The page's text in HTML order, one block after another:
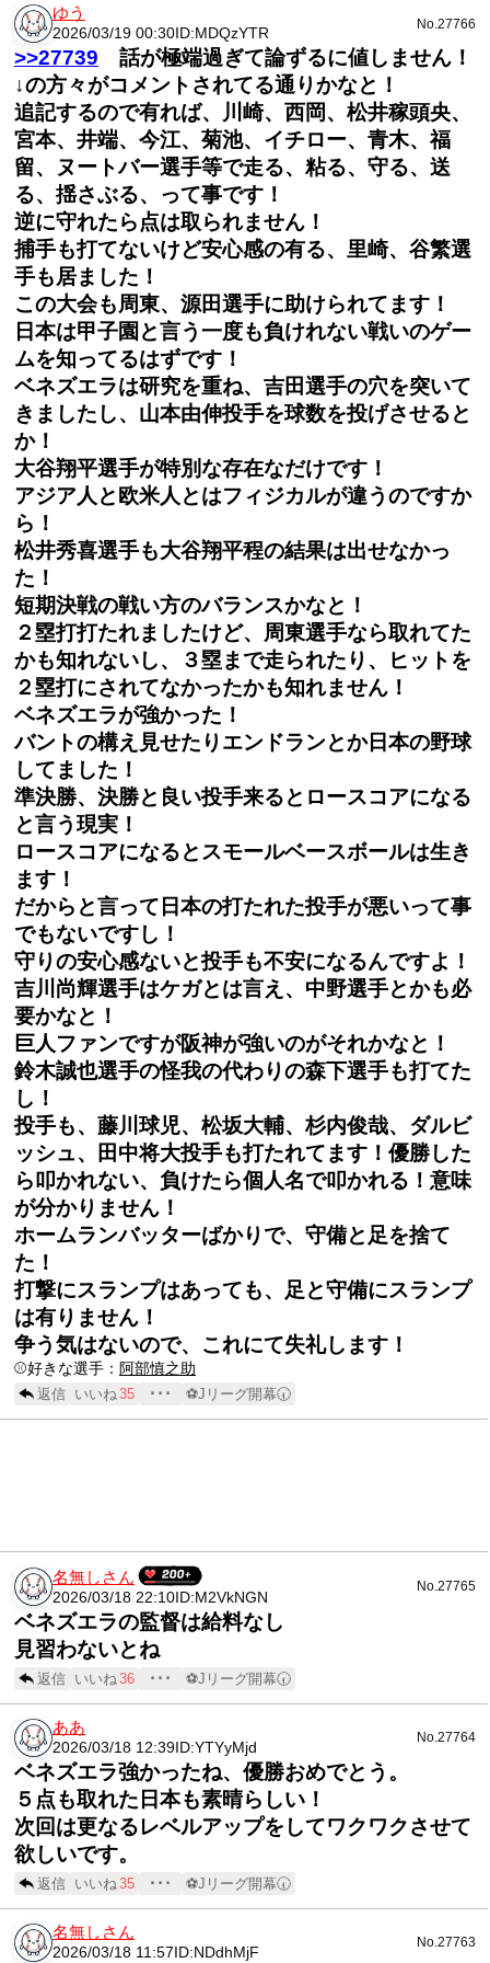
ゆう
2026/03/19 00:30 ID:MDQzYTR
No.27766
>>27739 話が極端過ぎて論ずるに値しません！
↓の方々がコメントされてる通りかなと！
追記するので有れば、川崎、西岡、松井稼頭央、
宮本、井端、今江、菊池、イチロー、青木、福
留、ヌートバー選手等で走る、粘る、守る、送
る、揺さぶる、って事です！
逆に守れたら点は取られません！
捕手も打てないけど安心感の有る、里崎、谷繁選
手も居ました！
この大会も周東、源田選手に助けられてます！
日本は甲子園と言う一度も負けれない戦いのゲー
ムを知ってるはずです！
ベネズエラは研究を重ね、吉田選手の穴を突いて
きましたし、山本由伸投手を球数を投げさせると
か！
大谷翔平選手が特別な存在なだけです！
アジア人と欧米人とはフィジカルが違うのですか
ら！
松井秀喜選手も大谷翔平程の結果は出せなかっ
た！
短期決戦の戦い方のバランスかなと！
２塁打打たれましたけど、周東選手なら取れてた
かも知れないし、３塁まで走られたり、ヒットを
２塁打にされてなかったかも知れません！
ベネズエラが強かった！
バントの構え見せたりエンドランとか日本の野球
してました！
準決勝、決勝と良い投手来るとロースコアになる
と言う現実！
ロースコアになるとスモールベースボールは生き
ます！
だからと言って日本の打たれた投手が悪いって事
でもないですし！
守りの安心感ないと投手も不安になるんですよ！
吉川尚輝選手はケガとは言え、中野選手とかも必
要かなと！
巨人ファンですが阪神が強いのがそれかなと！
鈴木誠也選手の怪我の代わりの森下選手も打てた
し！
投手も、藤川球児、松坂大輔、杉内俊哉、ダルビ
ッシュ、田中将大投手も打たれてます！優勝した
ら叩かれない、負けたら個人名で叩かれる！意味
が分かりません！
ホームランバッターばかりで、守備と足を捨て
た！
打撃にスランプはあっても、足と守備にスランプ
は有りません！
争う気はないので、これにて失礼します！
⚾️好きな選手： 阿部慎之助
返信 いいね35 ･･･ ⚽Jリーグ開幕🕢
名無しさん
2026/03/18 22:10 ID:M2VkNGN
No.27765
ベネズエラの監督は給料なし
見習わないとね
返信 いいね 36 ･･･ ⚽Jリーグ開幕🕢
ああ
2026/03/18 12:39 ID:YTYyMjd
No.27764
ベネズエラ強かったね、優勝おめでとう。
５点も取れた日本も素晴らしい！
次回は更なるレベルアップをしてワクワクさせて
欲しいです。
返信 いいね 35 ･･･ ⚽Jリーグ開幕🕢
名無しさん
2026/03/18 11:57 ID:NDdhMjF
No.27763